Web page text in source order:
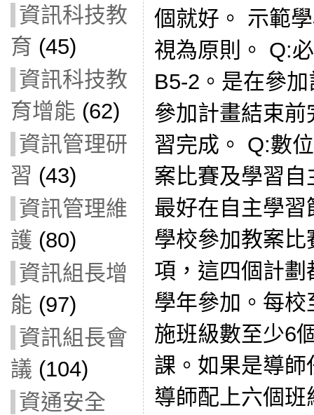
資訊科技教
育 (45)
資訊科技教
育增能 (62)
資訊管理研
習 (43)
資訊管理維
護 (80)
資訊組長增
能 (97)
資訊組長會
議 (104)
資通安全
個就好。 示範
視為原則。 Q:
B5-2。是在參
參加計畫結束
習完成。 Q:數
案比賽及學習
最好在自主學
學校參加教案
項，這四個計
學年參加。每
施班級數至少6
課。如果是導
導師配上六個